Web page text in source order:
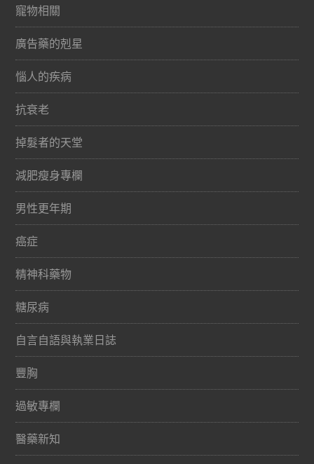
寵物相關
廣告藥的剋星
惱人的疾病
抗衰老
掉髮者的天堂
減肥瘦身專欄
男性更年期
癌症
精神科藥物
糖尿病
自言自語與執業日誌
豐胸
過敏專欄
醫藥新知